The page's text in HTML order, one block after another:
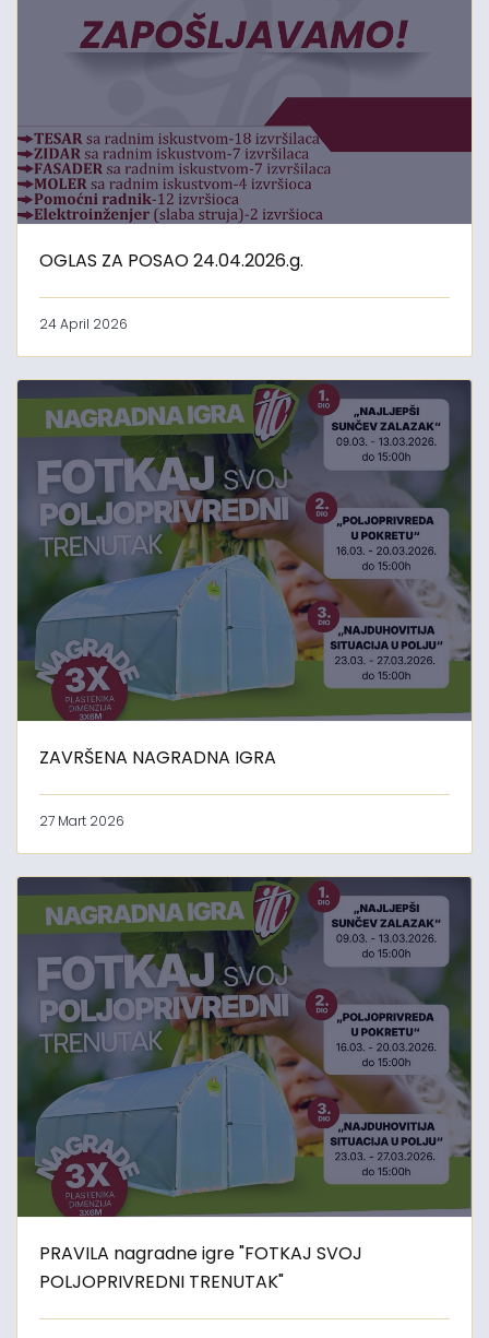
OGLAS ZA POSAO 24.04.2026.g.
24 April 2026
ZAVRŠENA NAGRADNA IGRA
27 Mart 2026
PRAVILA nagradne igre "FOTKAJ SVOJ
POLJOPRIVREDNI TRENUTAK"